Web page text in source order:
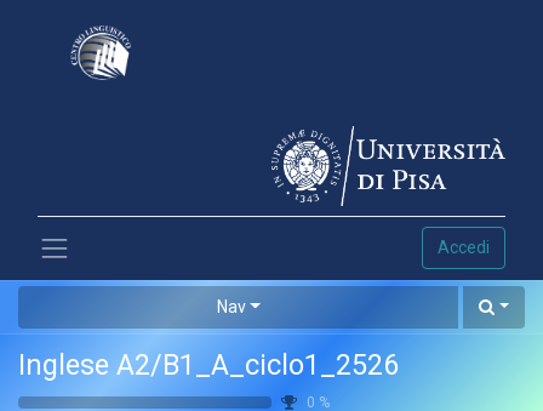
Accedi
Nav
Inglese A2/B1_A_ciclo1_2526
0 %